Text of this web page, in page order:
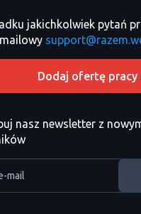
jakichkolwiek pytań
Dodaj ofertę pracy
nasz newsletter z